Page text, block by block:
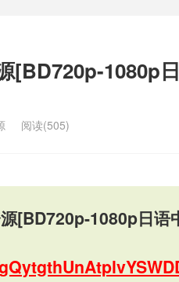
[BD720p-1080p
阅读(505)
[BD720p-1080p日语